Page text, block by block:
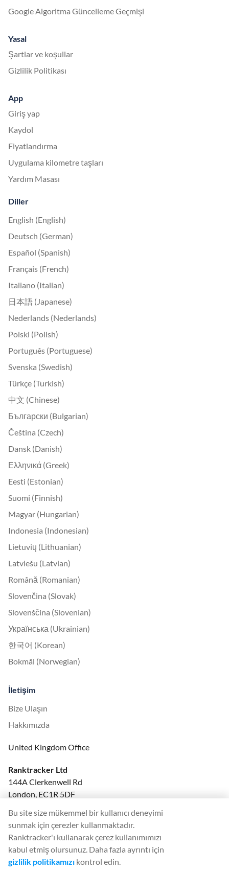
Google Algoritma Güncelleme Geçmişi
Yasal
Şartlar ve koşullar
Gizlilik Politikası
App
Giriş yap
Kaydol
Fiyatlandırma
Uygulama kilometre taşları
Yardım Masası
Diller
English (English)
Deutsch (German)
Español (Spanish)
Français (French)
Italiano (Italian)
日本語 (Japanese)
Nederlands (Nederlands)
Polski (Polish)
Português (Portuguese)
Svenska (Swedish)
Türkçe (Turkish)
中文 (Chinese)
Български (Bulgarian)
Čeština (Czech)
Dansk (Danish)
Ελληνικά (Greek)
Eesti (Estonian)
Suomi (Finnish)
Magyar (Hungarian)
Indonesia (Indonesian)
Lietuvių (Lithuanian)
Latviešu (Latvian)
Română (Romanian)
Slovenčina (Slovak)
Slovenščina (Slovenian)
Українська (Ukrainian)
한국어 (Korean)
Bokmål (Norwegian)
İletişim
Bize Ulaşın
Hakkımızda
United Kingdom Office
Ranktracker Ltd
144A Clerkenwell Rd
London, EC1R 5DF
felix@ranktracker.com
2015 -2026 © Ranktracker. All Rights Reserved.
Bu site size mükemmel bir kullanıcı deneyimi
sunmak için çerezler kullanmaktadır.
Ranktracker'ı kullanarak çerez kullanımımızı
kabul etmiş olursunuz. Daha fazla ayrıntı için
gizlilik politikamızı kontrol edin.